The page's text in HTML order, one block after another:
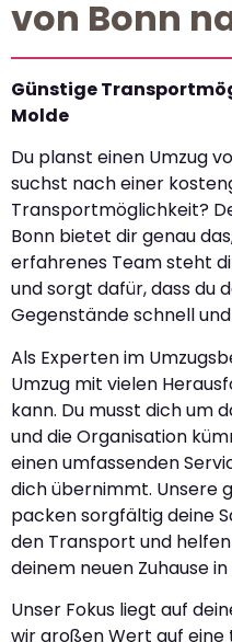
von Bonn
Günstige
Molde
Du planst einen Umzug
suchst nach einer
Transportmöglichkeit?
Bonn bietet dir genau
erfahrenes Team steht
und sorgt dafür, dass du
Gegenstände schnell
Als Experten im
Umzug mit vielen
kann. Du musst dich um
und die Organisation
einen umfassenden
dich übernimmt. Unsere
packen sorgfältig deine
den Transport und
deinem neuen Zuhause in
Unser Fokus liegt auf
wir großen Wert auf